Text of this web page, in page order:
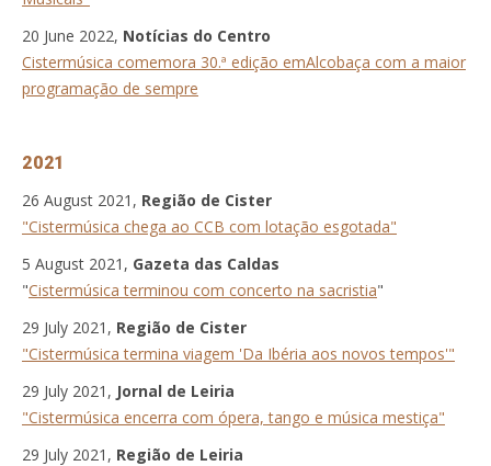
20 June 2022, Notícias do Centro
Cistermúsica comemora 30.ª edição emAlcobaça com a maior
programação de sempre
2021
26 August 2021, Região de Cister
"Cistermúsica chega ao CCB com lotação esgotada"
5 August 2021, Gazeta das Caldas
"Cistermúsica terminou com concerto na sacristia"
29 July 2021, Região de Cister
"Cistermúsica termina viagem 'Da Ibéria aos novos tempos'"
29 July 2021, Jornal de Leiria
"Cistermúsica encerra com ópera, tango e música mestiça"
29 July 2021, Região de Leiria